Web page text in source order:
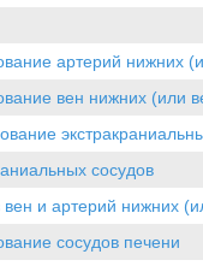
артерий нижних
вен нижних (или
сосудов
и артерий нижних
сосудов печени